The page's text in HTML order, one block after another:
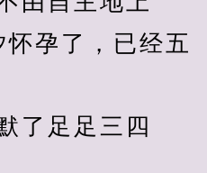
孕了，已经五
足足三四